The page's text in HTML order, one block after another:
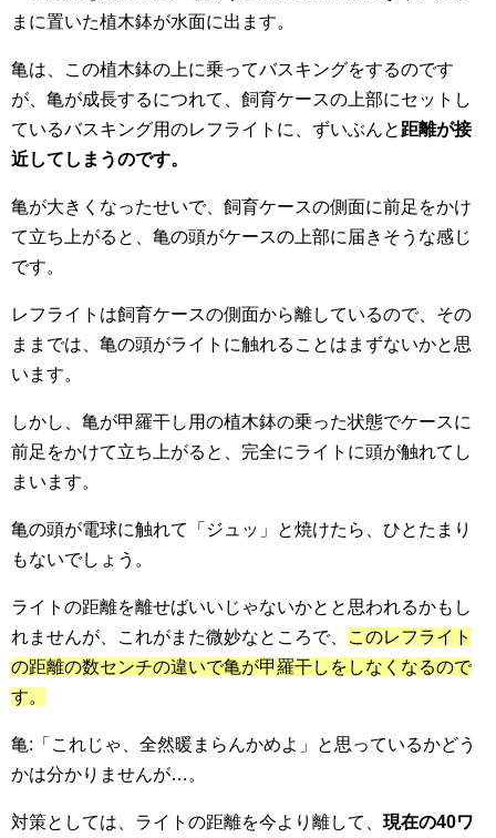
まに置いた植木鉢が水面に出ます。
亀は、この植木鉢の上に乗ってバスキングをするのです
が、亀が成長するにつれて、飼育ケースの上部にセットし
ているバスキング用のレフライトに、ずいぶんと 距離が接
近してしまうのです。
亀が大きくなったせいで、飼育ケースの側面に前足をかけ
て立ち上がると、亀の頭がケースの上部に届きそうな感じ
です。
レフライトは飼育ケースの側面から離しているので、その
ままでは、亀の頭がライトに触れることはまずないかと思
います。
しかし、亀が甲羅干し用の植木鉢の乗った状態でケースに
前足をかけて立ち上がると、完全にライトに頭が触れてし
まいます。
亀の頭が電球に触れて「ジュッ」と焼けたら、ひとたまり
もないでしょう。
ライトの距離を離せばいいじゃないかとと思われるかもし
れませんが、これがまた微妙なところで、
このレフライト
の距離の数センチの違いで亀が甲羅干しをしなくなるので
す。
亀:「これじゃ、全然暖まらんかめよ」と思っているかどう
かは分かりませんが…。
対策としては、ライトの距離を今より離して、 現在の40ワ